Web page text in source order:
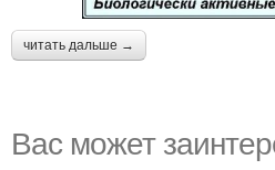
читать дальше →
Вас может